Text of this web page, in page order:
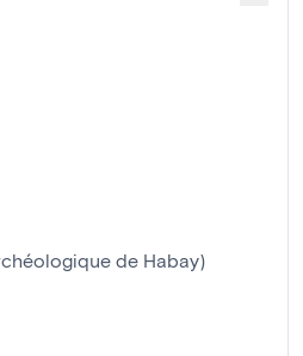
de Habay)